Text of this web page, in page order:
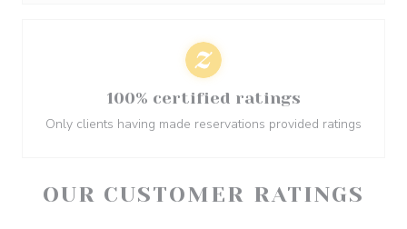
OUR CUSTOMER RATINGS
100% certified ratings
Only clients having made reservations provided ratings